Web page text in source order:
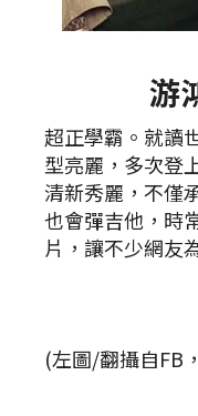
游
超正學霸。就讀
型亮麗，多次登
清新秀麗，不僅
也會彈吉他，時
片，讓不少網友
(左圖/翻攝自FB